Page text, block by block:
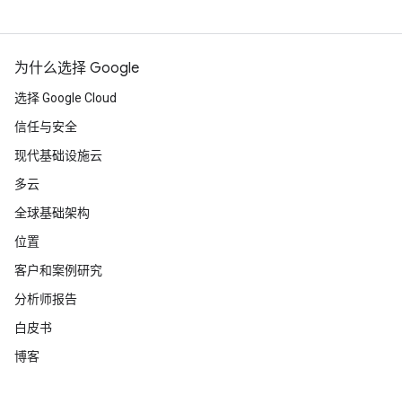
为什么选择 Google
选择 Google Cloud
信任与安全
现代基础设施云
多云
全球基础架构
位置
客户和案例研究
分析师报告
白皮书
博客